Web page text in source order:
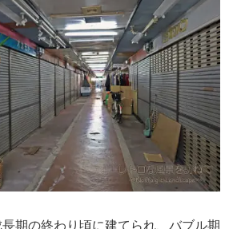
期の終わり頃に建てられ、バブル期